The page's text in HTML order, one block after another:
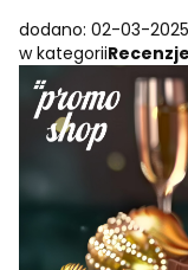
dodano: 02-03-2025
w kategorii